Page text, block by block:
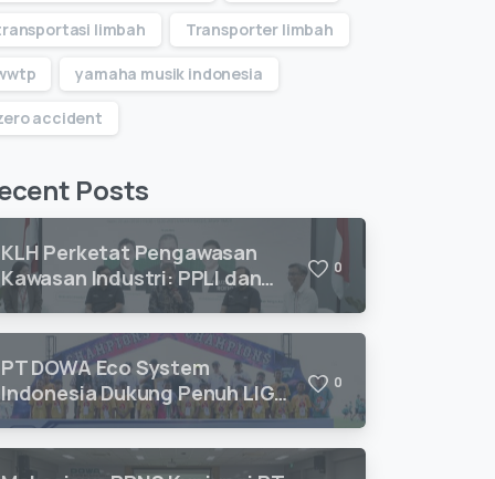
limbah Transporter limbah
yamaha musik indonesia
accident
Posts
KLH Perketat Pengawasan
Kawasan Industri: PPLI dan
DESI Hadirkan Solusi
Kepatuhan Lingkungan
0
PT DOWA Eco System
Indonesia Dukung Penuh LIGA
ANAK MEGILAN 2026 U10–U12
untuk Pengembangan Talenta
Sepak Bola Usia Dini
0